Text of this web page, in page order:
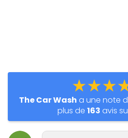
The Car Wash a une note
plus de 163 avis